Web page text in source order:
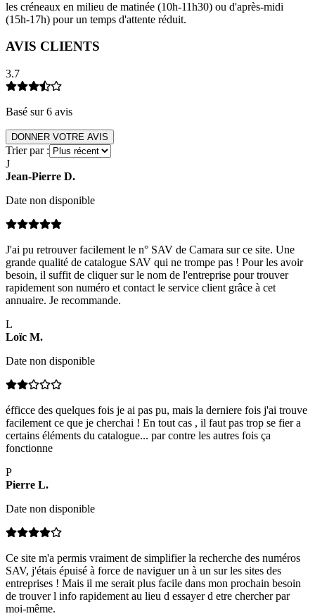
les créneaux en milieu de matinée (10h-11h30) ou d'après-midi
(15h-17h) pour un temps d'attente réduit.
AVIS CLIENTS
3.7
Basé sur6 avis
DONNER VOTRE AVIS
Trier par :
J
Jean-Pierre D.
Date non disponible
J'ai pu retrouver facilement le n° SAV de Camara sur ce site. Une
grande qualité de catalogue SAV qui ne trompe pas ! Pour les avoir
besoin, il suffit de cliquer sur le nom de l'entreprise pour trouver
rapidement son numéro et contact le service client grâce à cet
annuaire. Je recommande.
L
Loïc M.
Date non disponible
éfficce des quelques fois je ai pas pu, mais la derniere fois j'ai trouve
facilement ce que je cherchai ! En tout cas , il faut pas trop se fier a
certains éléments du catalogue... par contre les autres fois ça
fonctionne
P
Pierre L.
Date non disponible
Ce site m'a permis vraiment de simplifier la recherche des numéros
SAV, j'étais épuisé à force de naviguer un à un sur les sites des
entreprises ! Mais il me serait plus facile dans mon prochain besoin
de trouver l info rapidement au lieu d essayer d etre chercher par
moi-même.